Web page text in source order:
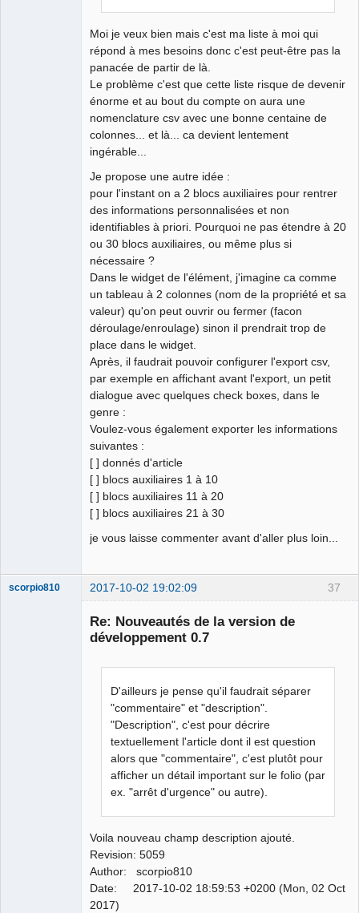
Moi je veux bien mais c'est ma liste à moi qui
répond à mes besoins donc c'est peut-être pas la
panacée de partir de là.
Le problème c'est que cette liste risque de devenir
énorme et au bout du compte on aura une
nomenclature csv avec une bonne centaine de
colonnes... et là... ca devient lentement
ingérable...
Je propose une autre idée :
pour l'instant on a 2 blocs auxiliaires pour rentrer
des informations personnalisées et non
identifiables à priori. Pourquoi ne pas étendre à 20
ou 30 blocs auxiliaires, ou même plus si
nécessaire ?
Dans le widget de l'élément, j'imagine ca comme
un tableau à 2 colonnes (nom de la propriété et sa
valeur) qu'on peut ouvrir ou fermer (facon
déroulage/enroulage) sinon il prendrait trop de
place dans le widget.
Après, il faudrait pouvoir configurer l'export csv,
par exemple en affichant avant l'export, un petit
dialogue avec quelques check boxes, dans le
genre :
Voulez-vous également exporter les informations
suivantes :
[ ] donnés d'article
[ ] blocs auxiliaires 1 à 10
[ ] blocs auxiliaires 11 à 20
[ ] blocs auxiliaires 21 à 30
je vous laisse commenter avant d'aller plus loin...
37
scorpio810 2017-10-02 19:02:09
Re: Nouveautés de la version de
développement 0.7
D'ailleurs je pense qu'il faudrait séparer
"commentaire" et "description".
"Description", c'est pour décrire
textuellement l'article dont il est question
alors que "commentaire", c'est plutôt pour
afficher un détail important sur le folio (par
ex. "arrêt d'urgence" ou autre).
Voila nouveau champ description ajouté.
Revision: 5059
Author: scorpio810
Date: 2017-10-02 18:59:53 +0200 (Mon, 02 Oct
2017)